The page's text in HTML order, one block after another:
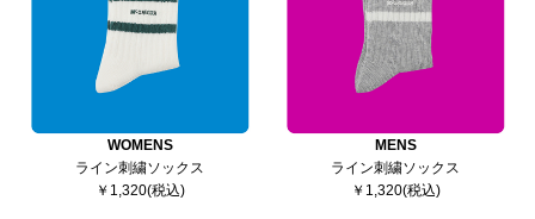
WOMENS
ライン刺繍ソックス
￥1,320(税込)
MENS
ライン刺繍ソックス
￥1,320(税込)